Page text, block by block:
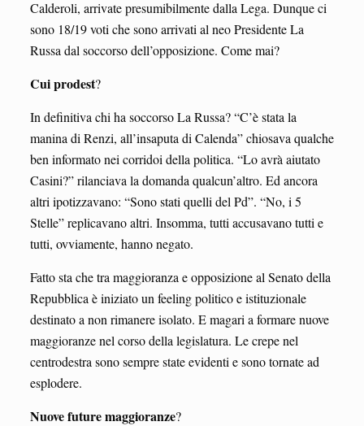
Calderoli, arrivate presumibilmente dalla Lega. Dunque ci
sono 18/19 voti che sono arrivati al neo Presidente La
Russa dal soccorso dell’opposizione. Come mai?
Cui prodest?
In definitiva chi ha soccorso La Russa? “C’è stata la
manina di Renzi, all’insaputa di Calenda” chiosava qualche
ben informato nei corridoi della politica. “Lo avrà aiutato
Casini?” rilanciava la domanda qualcun’altro. Ed ancora
altri ipotizzavano: “Sono stati quelli del Pd”. “No, i 5
Stelle” replicavano altri. Insomma, tutti accusavano tutti e
tutti, ovviamente, hanno negato.
Fatto sta che tra maggioranza e opposizione al Senato della
Repubblica è iniziato un feeling politico e istituzionale
destinato a non rimanere isolato. E magari a formare nuove
maggioranze nel corso della legislatura. Le crepe nel
centrodestra sono sempre state evidenti e sono tornate ad
esplodere.
Nuove future maggioranze?